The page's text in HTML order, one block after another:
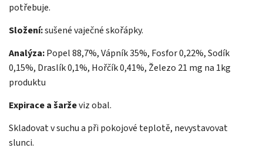
potřebuje.
Složení:sušené vaječné skořápky.
Analýza:Popel 88,7%, Vápník 35%, Fosfor 0,22%, Sodík
0,15%, Draslík 0,1%, Hořčík 0,41%, Železo 21 mg na 1kg
produktu
Expirace a šarževiz obal.
Skladovat v suchu a při pokojové teplotě, nevystavovat
slunci.